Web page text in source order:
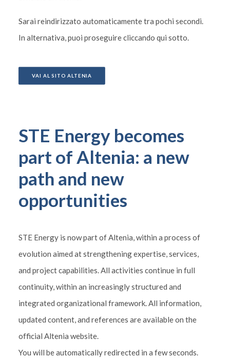
Sarai reindirizzato automaticamente tra pochi secondi.
In alternativa, puoi proseguire cliccando qui sotto.
VAI AL SITO ALTENIA
STE Energy becomes
part of Altenia: a new
path and new
opportunities
STE Energy is now part of Altenia, within a process of
evolution aimed at strengthening expertise, services,
and project capabilities. All activities continue in full
continuity, within an increasingly structured and
integrated organizational framework. All information,
updated content, and references are available on the
official Altenia website.
You will be automatically redirected in a few seconds.